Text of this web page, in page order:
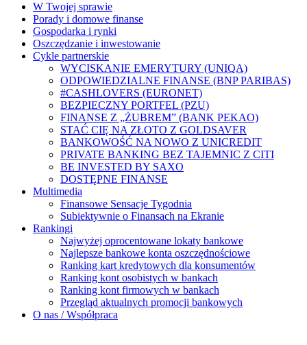
W Twojej sprawie
Porady i domowe finanse
Gospodarka i rynki
Oszczędzanie i inwestowanie
Cykle partnerskie
WYCISKANIE EMERYTURY (UNIQA)
ODPOWIEDZIALNE FINANSE (BNP PARIBAS)
#CASHLOVERS (EURONET)
BEZPIECZNY PORTFEL (PZU)
FINANSE Z „ŻUBREM” (BANK PEKAO)
STAĆ CIĘ NA ZŁOTO Z GOLDSAVER
BANKOWOŚĆ NA NOWO Z UNICREDIT
PRIVATE BANKING BEZ TAJEMNIC Z CITI
BE INVESTED BY SAXO
DOSTĘPNE FINANSE
Multimedia
Finansowe Sensacje Tygodnia
Subiektywnie o Finansach na Ekranie
Rankingi
Najwyżej oprocentowane lokaty bankowe
Najlepsze bankowe konta oszczędnościowe
Ranking kart kredytowych dla konsumentów
Ranking kont osobistych w bankach
Ranking kont firmowych w bankach
Przegląd aktualnych promocji bankowych
O nas / Współpraca